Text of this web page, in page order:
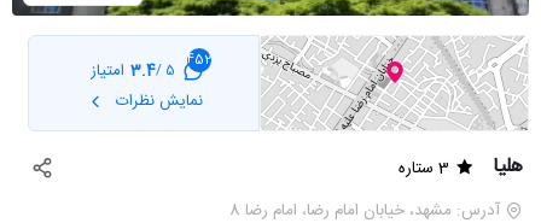
452
5 /
3.4 امتیاز
نمایش نظرات
هلیا
3 ستاره
آدرس: مشهد، خیابان امام رضا، امام رضا 8